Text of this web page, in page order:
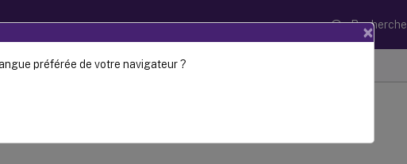
Recherche
2303
×
préférée de votre navigateur ?